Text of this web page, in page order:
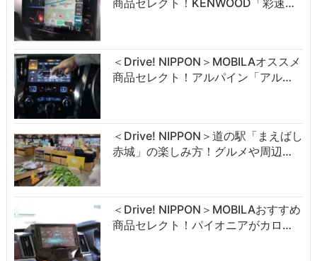
＜Drive! NIPPON＞MOBILAオススメ
商品セレクト！アルパイン「アル…
＜Drive! NIPPON＞道の駅「まえばし
赤城」の楽しみ方！グルメや周辺…
＜Drive! NIPPON＞MOBILAおすすめ
商品セレクト！パイオニアがカロ…